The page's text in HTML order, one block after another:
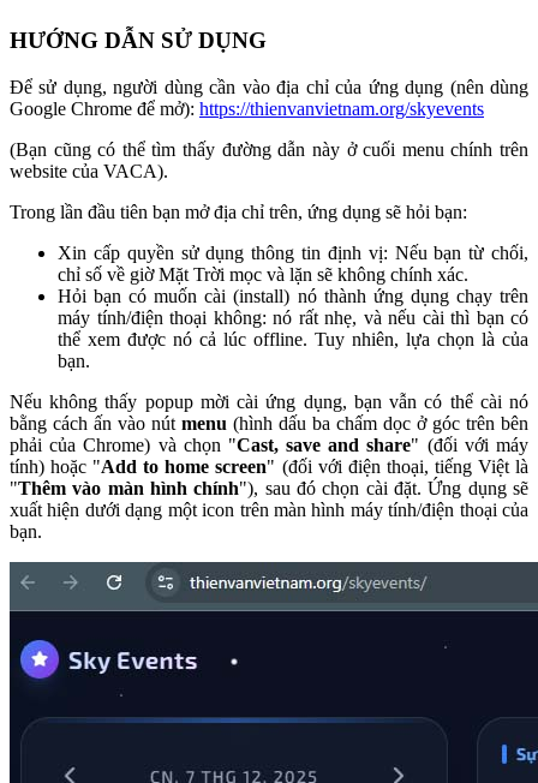
HƯỚNG DẪN SỬ DỤNG
Để sử dụng, người dùng cần vào địa chỉ của ứng dụng (nên dùng
Google Chrome để mở): https://thienvanvietnam.org/skyevents
(Bạn cũng có thể tìm thấy đường dẫn này ở cuối menu chính trên
website của VACA).
Trong lần đầu tiên bạn mở địa chỉ trên, ứng dụng sẽ hỏi bạn:
Xin cấp quyền sử dụng thông tin định vị: Nếu bạn từ chối,
chỉ số về giờ Mặt Trời mọc và lặn sẽ không chính xác.
Hỏi bạn có muốn cài (install) nó thành ứng dụng chạy trên
máy tính/điện thoại không: nó rất nhẹ, và nếu cài thì bạn có
thể xem được nó cả lúc offline. Tuy nhiên, lựa chọn là của
bạn.
Nếu không thấy popup mời cài ứng dụng, bạn vẫn có thể cài nó
bằng cách ấn vào nút menu (hình dấu ba chấm dọc ở góc trên bên
phải của Chrome) và chọn "Cast, save and share" (đối với máy
tính) hoặc "Add to home screen" (đối với điện thoại, tiếng Việt là
"Thêm vào màn hình chính"), sau đó chọn cài đặt. Ứng dụng sẽ
xuất hiện dưới dạng một icon trên màn hình máy tính/điện thoại của
bạn.